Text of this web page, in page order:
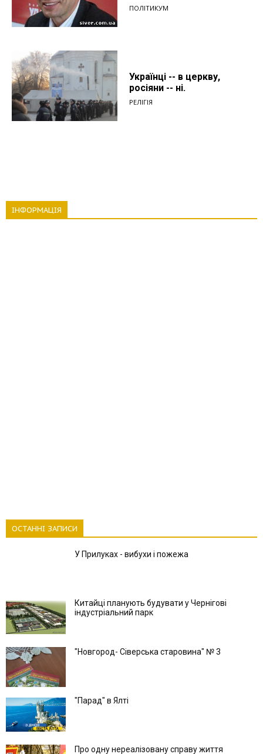
ПОЛІТИКУМ
Українці -- в церкву,
росіяни -- ні.
РЕЛІГІЯ
ІНФОРМАЦІЯ
ОСТАННІ ЗАПИСИ
У Прилуках - вибухи і пожежа
Китайці планують будувати у Чернігові
індустріальний парк
"Новгород- Сіверська старовина" № 3
"Парад" в Ялті
Про одну нереалізовану справу життя